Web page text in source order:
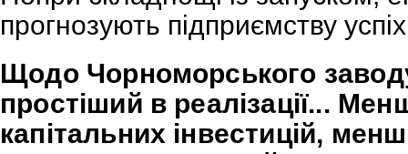
прогнозують підприємству
Щодо Чорноморського
простіший в реалізації...
капітальних інвестицій,